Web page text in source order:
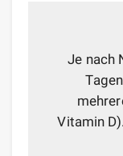
Je nach
Vitamin